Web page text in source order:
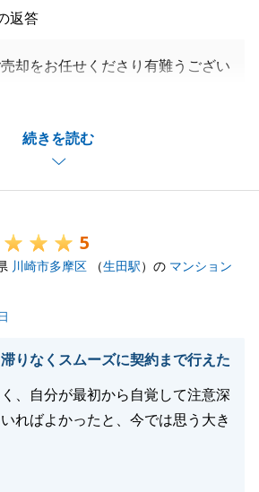
続きを読む
返答
却をお任せくださり有難うござい
か。
だける条件をお持ちできたこと、
す。
す。
恐れ入りますが、どうぞ宜しくお
閉じる
5
川崎市多摩区 （生田駅）の マンション
りなくスムーズに契約まで行えた
、自分が最初から自覚して注意深
ればよかったと、今では思う大き
。